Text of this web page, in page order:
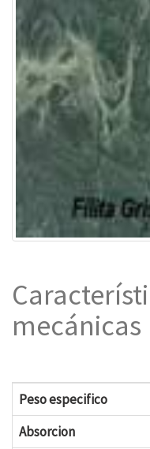
mecánicas
Peso especifico
Absorcion